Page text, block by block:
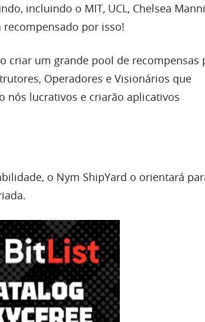
incluindo o MIT, UCL, Chelsea
recompensado por isso!
criar um grande pool de recompensas
Operadores e Visionários que
nós lucrativos e criarão aplicativos
o Nym ShipYard o orientará